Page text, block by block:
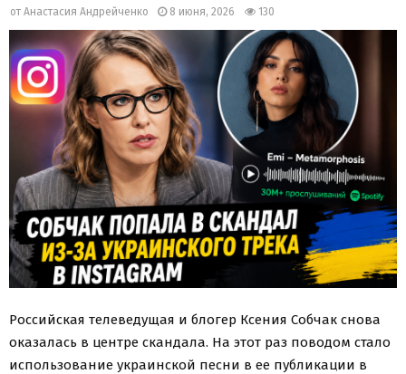
от Анастасия Андрейченко 8 июня, 2026 130
Российская телеведущая и блогер Ксения Собчак снова
оказалась в центре скандала. На этот раз поводом стало
использование украинской песни в ее публикации в